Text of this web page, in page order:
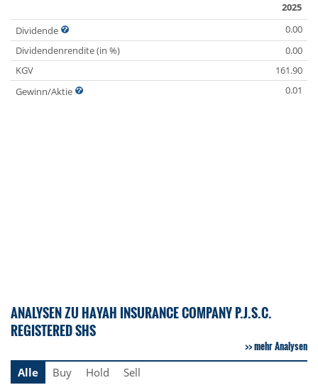
2025
Dividende
0.00
Dividendenrendite (in %)
0.00
KGV
161.90
Gewinn/Aktie
0.01
ANALYSEN ZU HAYAH INSURANCE COMPANY P.J.S.C.
REGISTERED SHS
mehr Analysen
Alle
Buy Hold Sell